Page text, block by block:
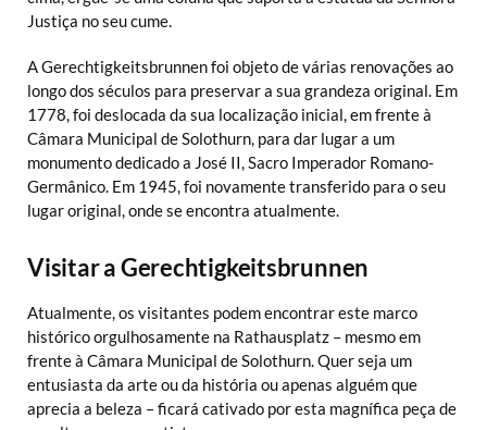
Justiça no seu cume.
A Gerechtigkeitsbrunnen foi objeto de várias renovações ao
longo dos séculos para preservar a sua grandeza original. Em
1778, foi deslocada da sua localização inicial, em frente à
Câmara Municipal de Solothurn, para dar lugar a um
monumento dedicado a José II, Sacro Imperador Romano-
Germânico. Em 1945, foi novamente transferido para o seu
lugar original, onde se encontra atualmente.
Visitar a Gerechtigkeitsbrunnen
Atualmente, os visitantes podem encontrar este marco
histórico orgulhosamente na Rathausplatz – mesmo em
frente à Câmara Municipal de Solothurn. Quer seja um
entusiasta da arte ou da história ou apenas alguém que
aprecia a beleza – ficará cativado por esta magnífica peça de